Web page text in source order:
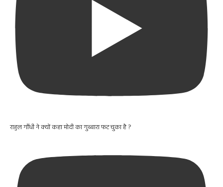
राहुल गाँधी ने क्यों कहा मोदी का गुब्बारा फट चुका है ?